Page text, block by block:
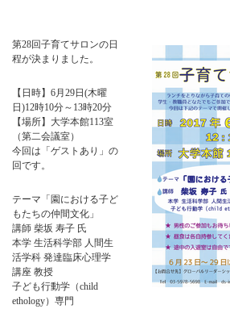
第28回子育てサロンの日
程が決まりました。
【日時】6月29日(木曜
日)12時10分～13時20分
【場所】大学本館113室
（第二会議室）
今回は「ゲストあり」の
回です。
テーマ「園における子ど
もたちの仲間文化」
講師 柴坂 寿子 氏
本学 生活科学部 人間生
活学科 発達臨床心理学
講座 教授
子ども行動学（child
ethology）専門